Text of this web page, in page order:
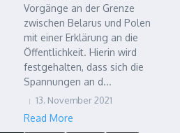
Vorgänge an der Grenze
zwischen Belarus und Polen
mit einer Erklärung an die
Öffentlichkeit. Hierin wird
festgehalten, dass sich die
Spannungen an d...
13. November 2021
Read More